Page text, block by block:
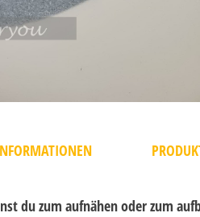
du zum aufnähen oder zum